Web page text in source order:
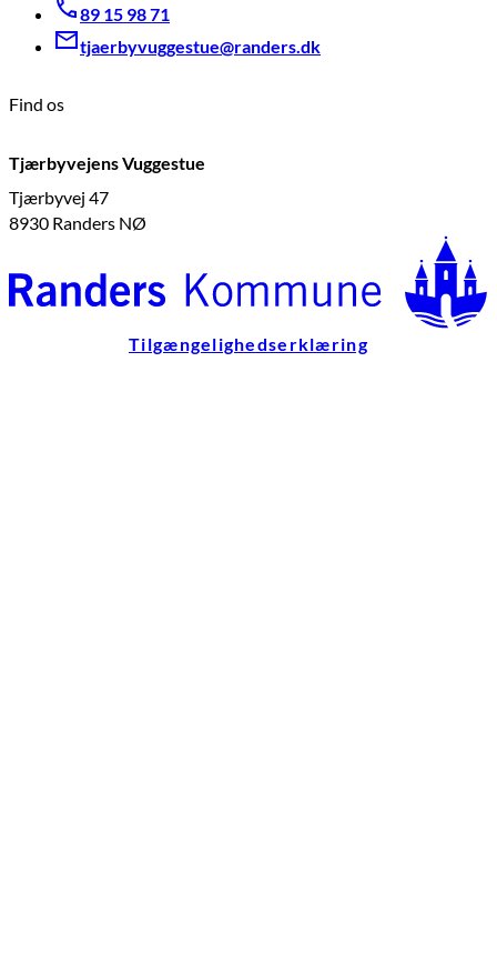
89 15 98 71
tjaerbyvuggestue@randers.dk
Find os
Tjærbyvejens Vuggestue
Tjærbyvej 47
8930 Randers NØ
Tilgængelighedserklæring